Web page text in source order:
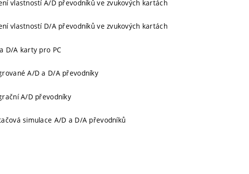
vlastností A/D převodníků ve zvukových kartách
vlastností D/A převodníků ve zvukových kartách
D/A karty pro PC
A/D a D/A převodníky
A/D převodníky
simulace A/D a D/A převodníků